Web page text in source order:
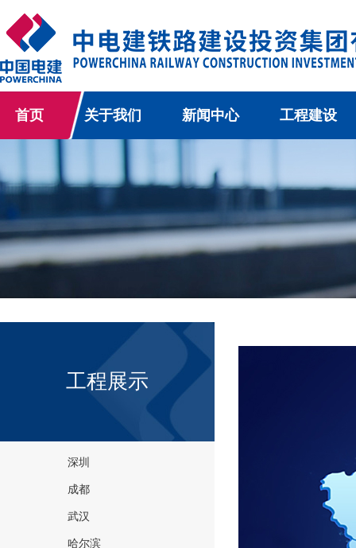
首页 关于我们 新闻中心 工程建设
工程展示
深圳
成都
武汉
哈尔滨